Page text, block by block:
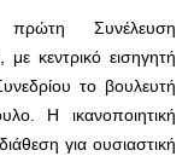
Συνέλευση
κεντρικό εισηγητή
το βουλευτή
Η ικανοποιητική
για ουσιαστική